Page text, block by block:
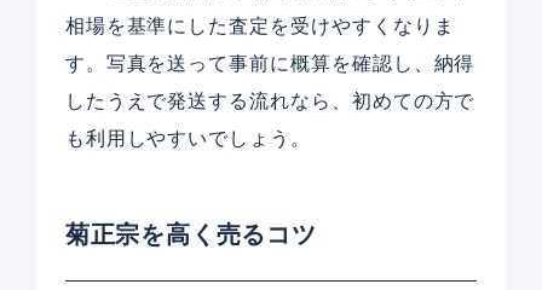
相場を基準にした査定を受けやすくなりま
す。写真を送って事前に概算を確認し、納得
したうえで発送する流れなら、初めての方で
も利用しやすいでしょう。
菊正宗を高く売るコツ